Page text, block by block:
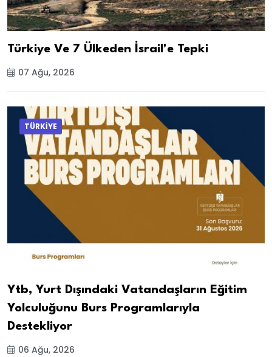
Türkiye Ve 7 Ülkeden İsrail'e Tepki
07 Ağu, 2026
TÜRKİYE
Ytb, Yurt Dışındaki Vatandaşların Eğitim
Yolculuğunu Burs Programlarıyla
Destekliyor
06 Ağu, 2026